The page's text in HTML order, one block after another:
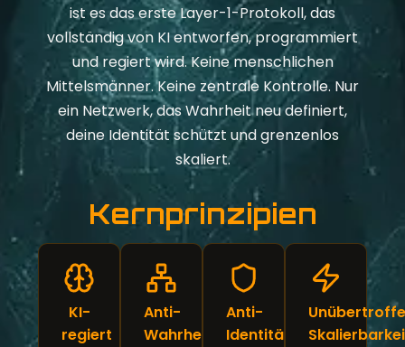
ist es das erste Layer-1-Protokoll, das
vollständig von KI entworfen, programmiert
und regiert wird. Keine menschlichen
Mittelsmänner. Keine zentrale Kontrolle. Nur
ein Netzwerk, das Wahrheit neu definiert,
deine Identität schützt und grenzenlos
skaliert.
Kernprinzipien
KI-
regiert
Anti-
Wahrheit
Anti-
Identität